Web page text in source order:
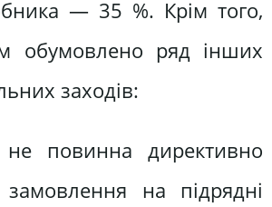
— 35 %. Крім того,
обумовлено ряд інших
заходів:
повинна директивно
замовлення на підрядні